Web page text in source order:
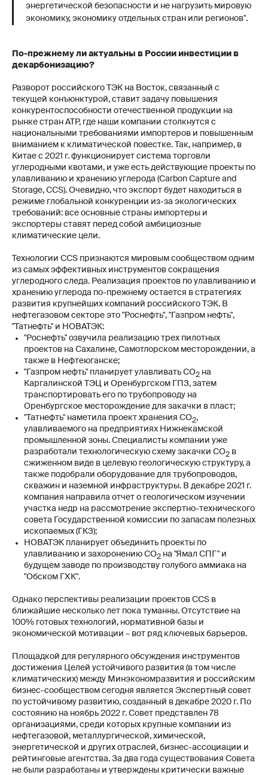
энергетической безопасности и не нагрузить мировую
экономику, экономику отдельных стран или регионов".
По-прежнему ли актуальны в России инвестиции в
декарбонизацию?
Разворот российского ТЭК на Восток, связанный с
текущей конъюнктурой, ставит задачу повышения
конкурентоспособности отечественной продукции на
рынке стран АТР, где наши компании столкнутся с
национальными требованиями импортеров и повышенным
вниманием к климатической повестке. Так, например, в
Китае с 2021 г. функционирует система торговли
углеродными квотами, и уже есть действующие проекты по
улавливанию и хранению углерода (Carbon Capture and
Storage, CCS). Очевидно, что экспорт будет находиться в
режиме глобальной конкуренции из-за экологических
требований: все основные страны импортеры и
экспортеры ставят перед собой амбициозные
климатические цели.
Технологии CCS признаются мировым сообществом одним
из самых эффективных инструментов сокращения
углеродного следа. Реализация проектов по улавливанию и
хранению углерода по-прежнему остается в стратегиях
развития крупнейших компаний российского ТЭК. В
нефтегазовом секторе это "Роснефть", "Газпром нефть",
"Татнефть" и НОВАТЭК:
"Роснефть" озвучила реализацию трех пилотных
проектов на Сахалине, Самотлорском месторождении, а
также в Нефтеюганске;
"Газпром нефть" планирует улавливать CO2 на
Каргалинской ТЭЦ и Оренбургском ГПЗ, затем
транспортировать его по трубопроводу на
Оренбургское месторождение для закачки в пласт;
"Татнефть" наметила проект хранения СО2,
улавливаемого на предприятиях Нижнекамской
промышленной зоны. Специалисты компании уже
разработали технологическую схему закачки СО2 в
сжиженном виде в целевую геологическую структуру, а
также подобрали оборудование для трубопроводов,
скважин и наземной инфраструктуры. В декабре 2021 г.
компания направила отчет о геологическом изучении
участка недр на рассмотрение экспертно-технического
совета Государственной комиссии по запасам полезных
ископаемых (ГКЗ);
НОВАТЭК планирует объединить проекты по
улавливанию и захоронению СО2 на "Ямал СПГ" и
будущем заводе по производству голубого аммиака на
"Обском ГХК".
Однако перспективы реализации проектов CCS в
ближайшие несколько лет пока туманны. Отсутствие на
100% готовых технологий, нормативной базы и
экономической мотивации – вот ряд ключевых барьеров.
Площадкой для регулярного обсуждения инструментов
достижения Целей устойчивого развития (в том числе
климатических) между Минэкономразвития и российским
бизнес-сообществом сегодня является Экспертный совет
по устойчивому развитию, созданный в декабре 2020 г. По
состоянию на ноябрь 2022 г. Совет представлен 78
организациями, среди которых крупные компании из
нефтегазовой, металлургической, химической,
энергетической и других отраслей, бизнес-ассоциации и
рейтинговые агентства. За два года существования Совета
не были разработаны и утверждены критически важные